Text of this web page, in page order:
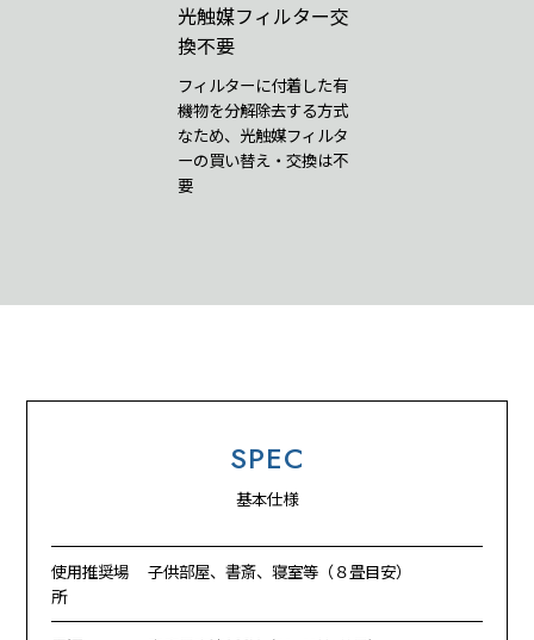
光触媒フィルター交
換不要
フィルターに付着した有
機物を分解除去する方式
なため、光触媒フィルタ
ーの買い替え・交換は不
要
SPEC
基本仕様
使用推奨場
所
子供部屋、書斎、寝室等（８畳目安）